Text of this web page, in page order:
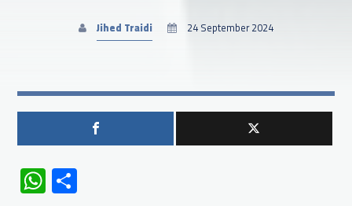
Jihed Traidi 24 September 2024
WhatsApp